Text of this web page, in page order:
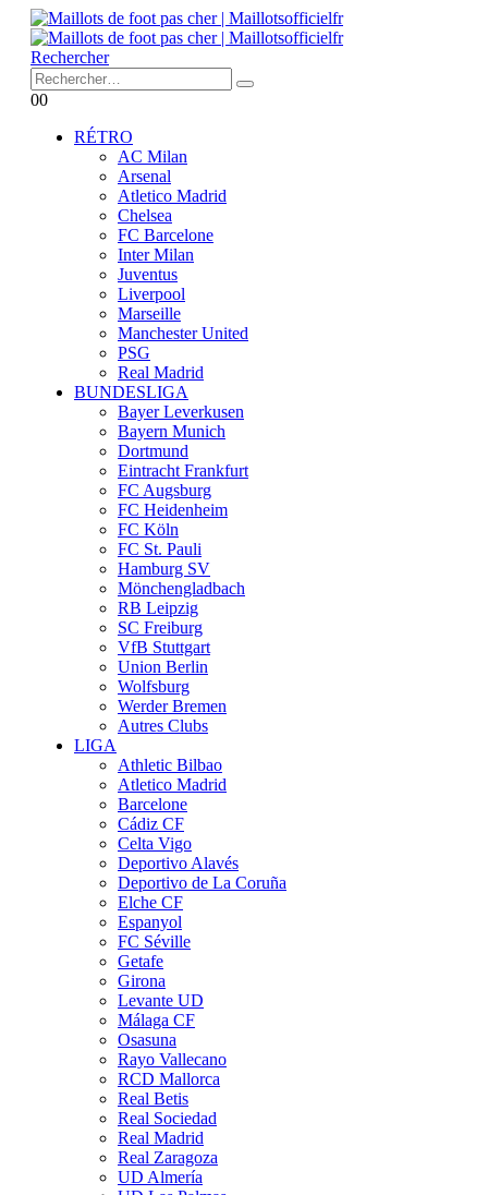
Rechercher
00
RÉTRO
AC Milan
Arsenal
Atletico Madrid
Chelsea
FC Barcelone
Inter Milan
Juventus
Liverpool
Marseille
Manchester United
PSG
Real Madrid
BUNDESLIGA
Bayer Leverkusen
Bayern Munich
Dortmund
Eintracht Frankfurt
FC Augsburg
FC Heidenheim
FC Köln
FC St. Pauli
Hamburg SV
Mönchengladbach
RB Leipzig
SC Freiburg
VfB Stuttgart
Union Berlin
Wolfsburg
Werder Bremen
Autres Clubs
LIGA
Athletic Bilbao
Atletico Madrid
Barcelone
Cádiz CF
Celta Vigo
Deportivo Alavés
Deportivo de La Coruña
Elche CF
Espanyol
FC Séville
Getafe
Girona
Levante UD
Málaga CF
Osasuna
Rayo Vallecano
RCD Mallorca
Real Betis
Real Sociedad
Real Madrid
Real Zaragoza
UD Almería